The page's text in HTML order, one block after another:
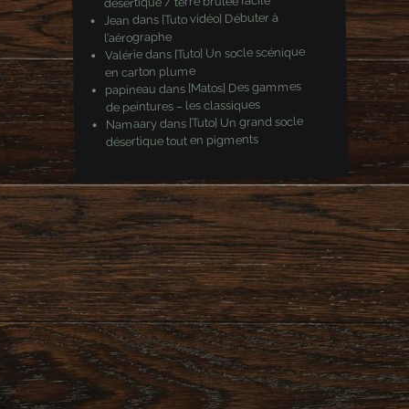
Jean dans [Tuto vidéo] Débuter à
l’aérographe
Valériedans [Tuto] Un socle scénique
en carton plume
papineau dans [Matos] Des gammes
de peintures – les classiques
Namaarydans [Tuto] Un grand socle
désertique tout en pigments